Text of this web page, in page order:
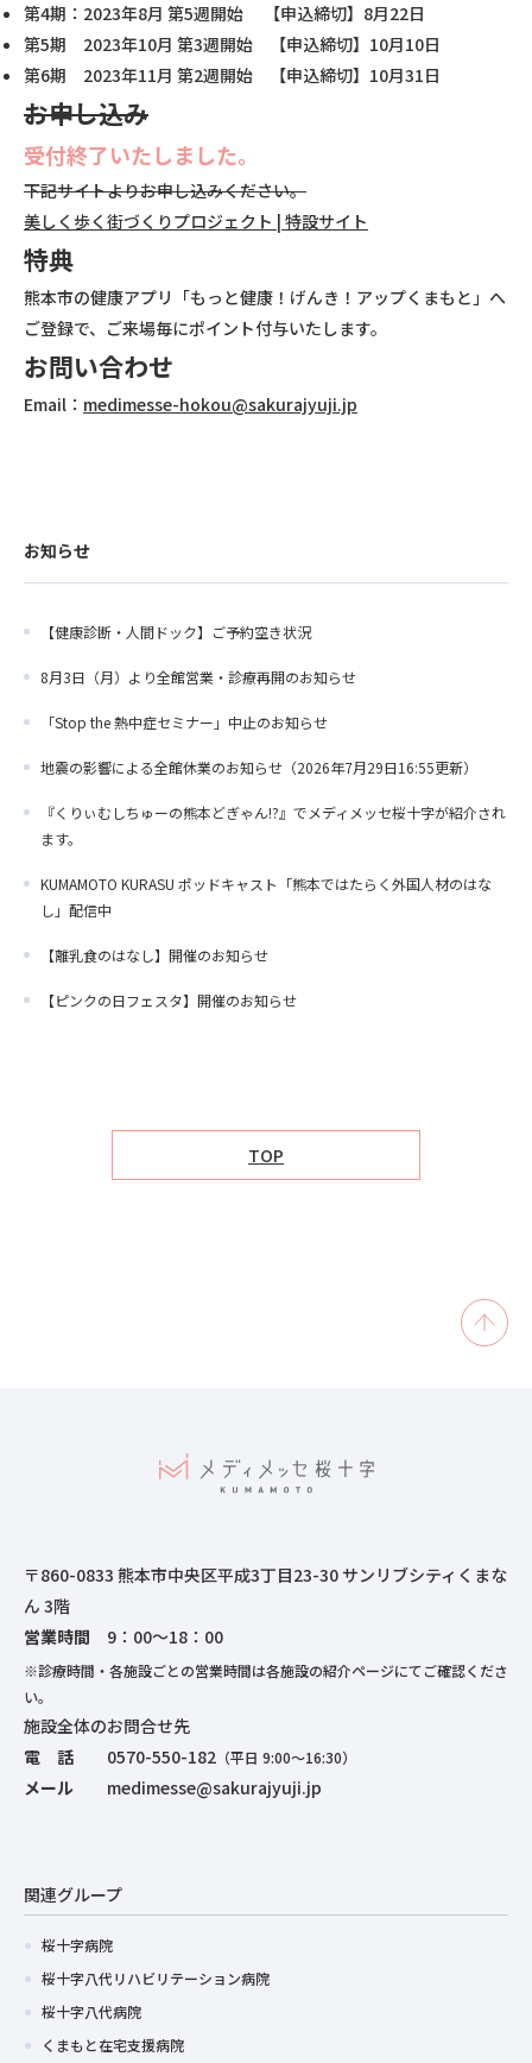
第4期：2023年8月 第5週開始 【申込締切】8月22日
第5期 2023年10月 第3週開始 【申込締切】10月10日
第6期 2023年11月 第2週開始 【申込締切】10月31日
お申し込み
受付終了いたしました。
下記サイトよりお申し込みください。
美しく歩く街づくりプロジェクト | 特設サイト
特典
熊本市の健康アプリ「もっと健康！げんき！アップくまもと」へ
ご登録で、ご来場毎にポイント付与いたします。
お問い合わせ
Email： medimesse-hokou@sakurajyuji.jp
お知らせ
【健康診断・人間ドック】ご予約空き状況
8月3日（月）より全館営業・診療再開のお知らせ
「Stop the 熱中症セミナー」中止のお知らせ
地震の影響による全館休業のお知らせ（2026年7月29日16:55更新）
『くりぃむしちゅーの熊本どぎゃん!?』でメディメッセ桜十字が紹介され
ます。
KUMAMOTO KURASU ポッドキャスト「熊本ではたらく外国人材のはな
し」配信中
【離乳食のはなし】開催のお知らせ
【ピンクの日フェスタ】開催のお知らせ
TOP
〒860-0833 熊本市中央区平成3丁目23-30 サンリブシティくまな
ん 3階
営業時間 9：00～18：00
※診療時間・各施設ごとの営業時間は各施設の紹介ページにてご確認くださ
い。
施設全体のお問合せ先
電 話 0570-550-182 （平日 9:00～16:30）
メール medimesse@sakurajyuji.jp
関連グループ
桜十字病院
桜十字八代リハビリテーション病院
桜十字八代病院
くまもと在宅支援病院